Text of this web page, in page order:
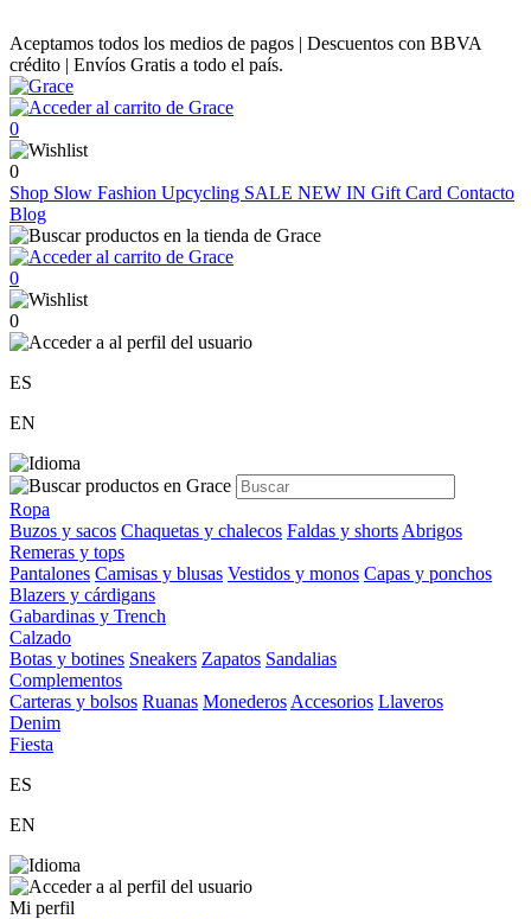
Aceptamos todos los medios de pagos | Descuentos con BBVA
crédito | Envíos Gratis a todo el país.
0
0
Shop Slow Fashion Upcycling SALE NEW IN Gift Card Contacto
Blog
0
0
ES
EN
Ropa
Buzos y sacos Chaquetas y chalecos Faldas y shorts Abrigos
Remeras y tops
Pantalones Camisas y blusas Vestidos y monos Capas y ponchos
Blazers y cárdigans
Gabardinas y Trench
Calzado
Botas y botines Sneakers Zapatos Sandalias
Complementos
Carteras y bolsos Ruanas Monederos Accesorios Llaveros
Denim
Fiesta
ES
EN
Mi perfil